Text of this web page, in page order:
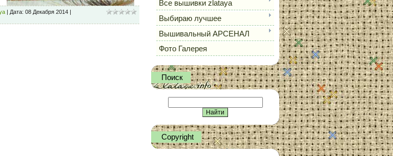
| Дата: 08 Декабря 2014 |
Все вышивки zlataya
Выбираю лучшее
Вышивальный АРСЕНАЛ
Фото Галерея
Поиск
Сopyright